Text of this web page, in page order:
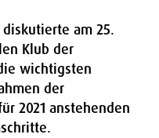
diskutierte am 25.
Klub der
wichtigsten
der
2021 anstehenden